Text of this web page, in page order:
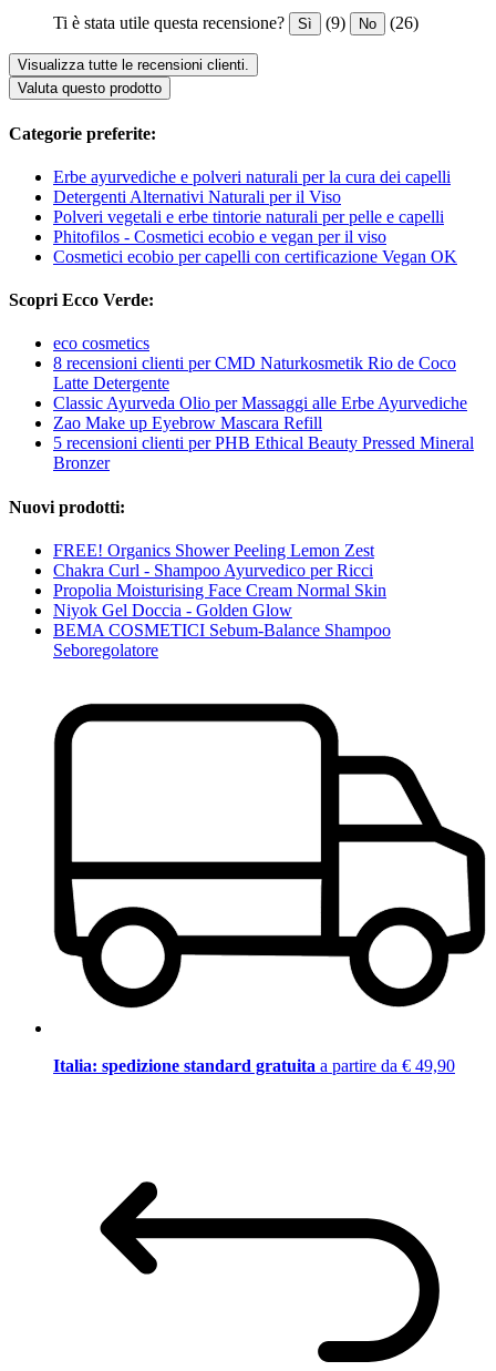
Ti è stata utile questa recensione? Sì (9) No (26)
Visualizza tutte le recensioni clienti.
Valuta questo prodotto
Categorie preferite:
Erbe ayurvediche e polveri naturali per la cura dei capelli
Detergenti Alternativi Naturali per il Viso
Polveri vegetali e erbe tintorie naturali per pelle e capelli
Phitofilos - Cosmetici ecobio e vegan per il viso
Cosmetici ecobio per capelli con certificazione Vegan OK
Scopri Ecco Verde:
eco cosmetics
8 recensioni clienti per CMD Naturkosmetik Rio de Coco
Latte Detergente
Classic Ayurveda Olio per Massaggi alle Erbe Ayurvediche
Zao Make up Eyebrow Mascara Refill
5 recensioni clienti per PHB Ethical Beauty Pressed Mineral
Bronzer
Nuovi prodotti:
FREE! Organics Shower Peeling Lemon Zest
Chakra Curl - Shampoo Ayurvedico per Ricci
Propolia Moisturising Face Cream Normal Skin
Niyok Gel Doccia - Golden Glow
BEMA COSMETICI Sebum-Balance Shampoo
Seboregolatore
Italia: spedizione standard gratuita a partire da € 49,90